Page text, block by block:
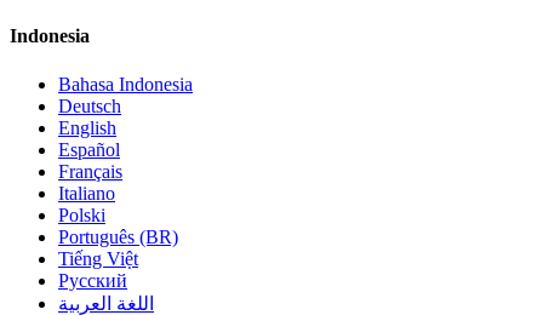
Indonesia
Bahasa Indonesia
Deutsch
English
Español
Français
Italiano
Polski
Português (BR)
Tiếng Việt
Русский
اللغة العربية